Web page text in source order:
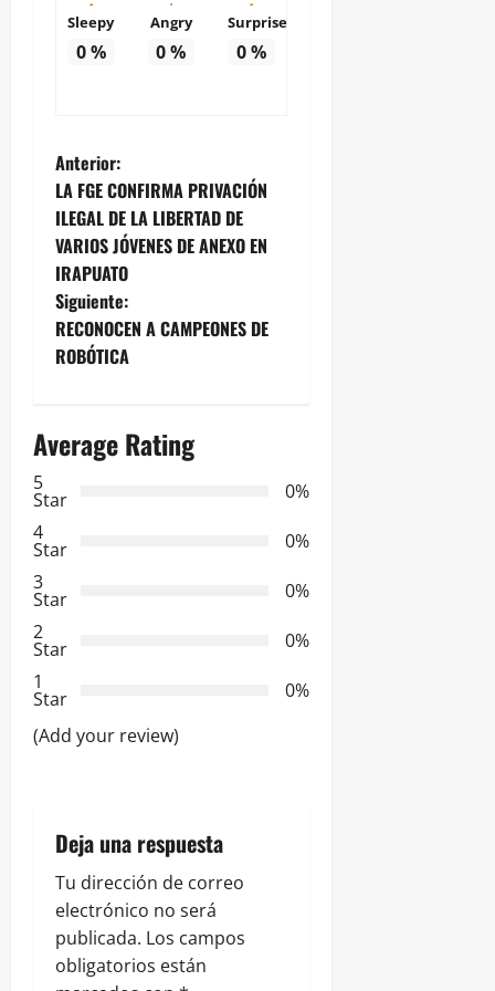
Sleepy
0%
Angry
0%
Surprise
0%
N
a
v
e
g
c
i
ó
n
d
e
e
t
r
a
d
Anterior:
LA FGE CONFIRMA PRIVACIÓN
ILEGAL DE LA LIBERTAD DE
VARIOS JÓVENES DE ANEXO EN
IRAPUATO
Siguiente:
RECONOCEN A CAMPEONES DE
ROBÓTICA
Average Rating
5
Star
0%
4
Star
0%
3
Star
0%
2
Star
0%
1
Star
0%
(Add your review)
Deja una respuesta
Tu dirección de correo
electrónico no será
publicada. Los campos
obligatorios están